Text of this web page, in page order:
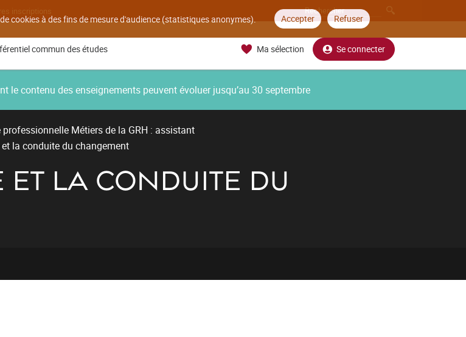
cookies à des fins de mesure d'audience (statistiques anonymes). Accepter Refuser
inscriptions
commun des études Ma sélection Se connecter
contenu des enseignements peuvent évoluer jusqu’au 30 septembre
professionnelle Métiers de la GRH : assistant
et la conduite du changement
LA CONDUITE DU